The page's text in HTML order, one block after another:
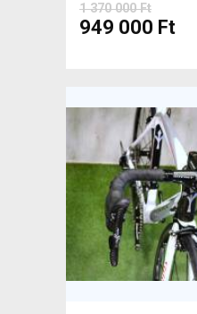
1 370 000 Ft
949 000 Ft